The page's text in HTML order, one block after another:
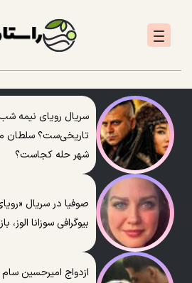
سریال رویای نیمه
تاریخی‌ست؟ سلطان
شهر حله کجاست؟
صوفیا در سریال
بیوگرافی سوزانا الوز،
ازدواج امیرحسین سام